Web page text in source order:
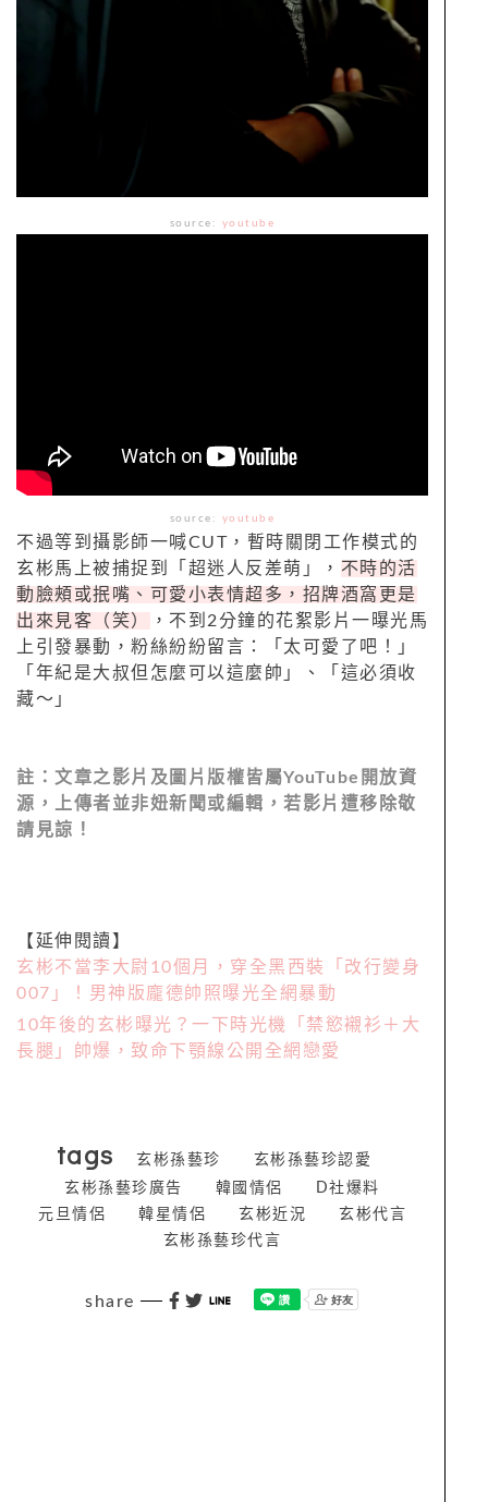
source: youtube
source: youtube
不過等到攝影師一喊CUT，暫時關閉工作模式的
玄彬馬上被捕捉到「超迷人反差萌」， 不時的活
動臉頰或抿嘴、可愛小表情超多，招牌酒窩更是
出來見客（笑）
，不到2分鐘的花絮影片一曝光馬
上引發暴動，粉絲紛紛留言：「太可愛了吧！」
「年紀是大叔但怎麼可以這麼帥」、「這必須收
藏～」
註：文章之影片及圖片版權皆屬YouTube 開放資
源，上傳者並非妞新聞或編輯，若影片遭移除敬
請見諒！
【延伸閱讀】
玄彬不當李大尉10個月，穿全黑西裝「改行變身
007」！男神版龐德帥照曝光全網暴動
10年後的玄彬曝光？一下時光機「禁慾襯衫＋大
長腿」帥爆，致命下顎線公開全網戀愛
tags 玄彬孫藝珍
玄彬孫藝珍認愛
玄彬孫藝珍廣告
韓國情侶
D社爆料
元旦情侶
韓星情侶 玄彬近況
玄彬代言
玄彬孫藝珍代言
share